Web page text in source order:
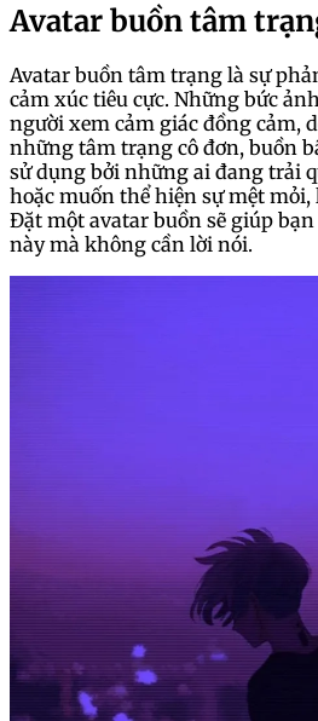
Avatar buồn tâm
Avatar buồn tâm trạng là sự
cảm xúc tiêu cực. Những bức
người xem cảm giác đồng cảm,
những tâm trạng cô đơn, buồn
sử dụng bởi những ai đang trải
hoặc muốn thể hiện sự mệt mỏi,
Đặt một avatar buồn sẽ giúp
này mà không cần lời nói.